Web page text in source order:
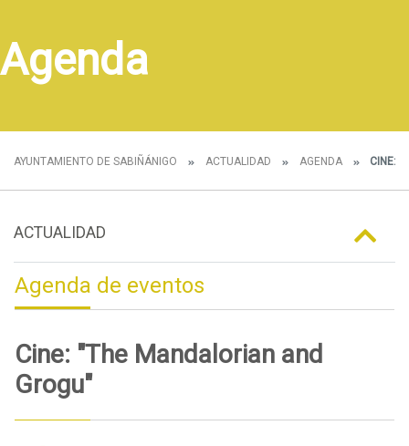
Agenda
AYUNTAMIENTO DE SABIÑÁNIGO ACTUALIDAD AGENDA CINE:
ACTUALIDAD
Agenda de eventos
Cine: "The Mandalorian and
Grogu"